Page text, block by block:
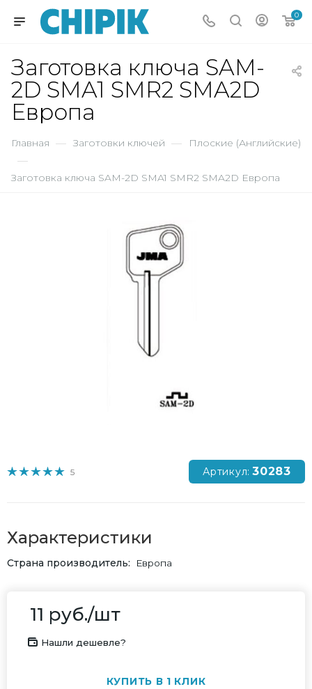
0
Заготовка ключа SAM-
2D SMA1 SMR2 SMA2D
Европа
Главная — Заготовки ключей — Плоские (Английские)
—
Заготовка ключа SAM-2D SMA1 SMR2 SMA2D Европа
5 Артикул: 30283
Характеристики
Страна производитель Европа
11 руб./шт
Нашли дешевле?
КУПИТЬ В 1 КЛИК